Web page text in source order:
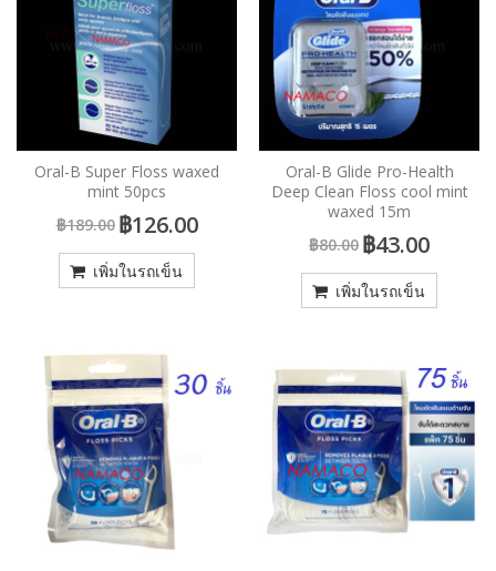
Oral-B Super Floss waxed
mint 50pcs
฿189.00 ฿126.00
เพิ่มในรถเข็น
Oral-B Glide Pro-Health
Deep Clean Floss cool mint
waxed 15m
฿80.00 ฿43.00
เพิ่มในรถเข็น